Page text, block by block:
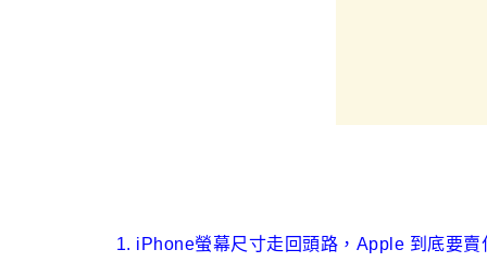
1. iPhone螢幕尺寸走回頭路， Apple 到底要賣